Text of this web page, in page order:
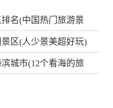
名(中国热门旅游景
区(人少景美超好玩)
城市(12个看海的旅